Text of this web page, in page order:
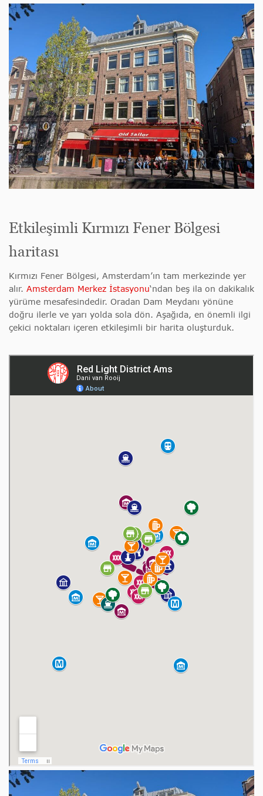
Etkileşimli Kırmızı Fener Bölgesi
haritası
Kırmızı Fener Bölgesi, Amsterdam’ın tam merkezinde yer
alır. Amsterdam Merkez İstasyonu‘ndan beş ila on dakikalık
yürüme mesafesindedir. Oradan Dam Meydanı yönüne
doğru ilerle ve yarı yolda sola dön. Aşağıda, en önemli ilgi
çekici noktaları içeren etkileşimli bir harita oluşturduk.